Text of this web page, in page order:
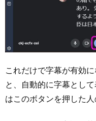
これだけで字幕が有効
と、自動的に字幕とし
はこのボタンを押した人